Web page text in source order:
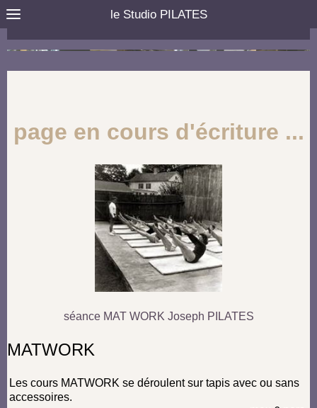
le Studio PILATES
page en cours d'écriture ...
séance MAT WORK Joseph PILATES
MATWORK
Les cours MATWORK se déroulent sur tapis avec ou sans
accessoires.